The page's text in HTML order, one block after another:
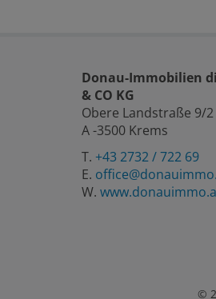
Donau-Immobilien
& CO KG
Obere Landstraße 9/2
A -3500 Krems
T. +43 2732 / 722 69
E.
W.
©